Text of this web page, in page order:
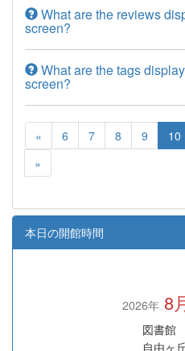
What are the reviews
screen?
What are the tags
screen?
« 6 7 8 9 10
»
本日の開館時間
2026年 8
図書館
自由ヶ